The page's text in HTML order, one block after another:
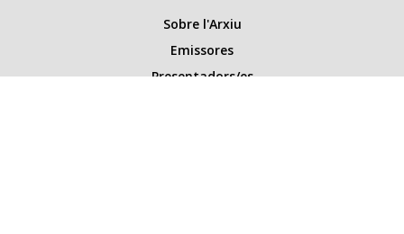
Sobre l'Arxiu
Emissores
Presentadors/es